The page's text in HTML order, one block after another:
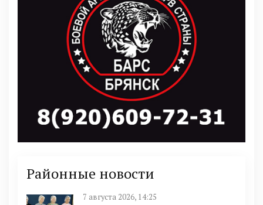
Районные новости
7 августа 2026, 14:25